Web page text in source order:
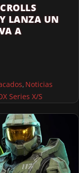
LANZA UN
A
, Noticias
Series X/S